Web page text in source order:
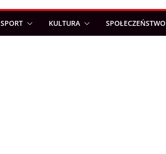
SPORT KULTURA SPOŁECZEŃSTWO